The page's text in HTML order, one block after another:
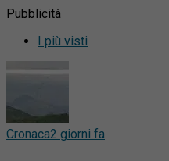
Pubblicità
I più visti
Cronaca2 giorni fa